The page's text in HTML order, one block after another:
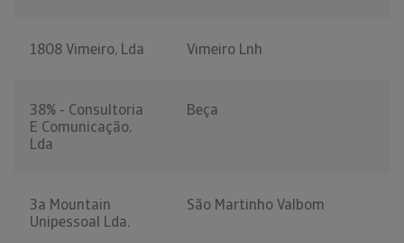
1808 Vimeiro, Lda Vimeiro Lnh
38% - Consultoria
E Comunicação,
Lda
Beça
3a Mountain
Unipessoal Lda.
São Martinho Valbom